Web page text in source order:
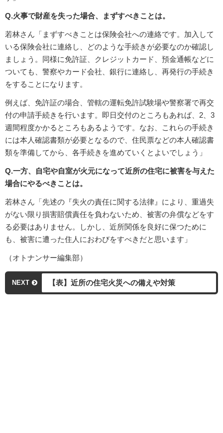
Q.火事で財産を失った場合、まずすべきことは。
若林さん「まずすべきことは保険会社への連絡です。加入して
いる保険会社に連絡し、どのような手続きが必要なのか確認し
ましょう。同様に免許証、クレジットカード、預金通帳などに
ついても、警察やカード会社、銀行に連絡し、再発行の手続き
をすることになります。
例えば、免許証の場合、管轄の運転免許試験場や警察署で再交
付の申請手続きを行います。即日交付のところもあれば、2、3
週間程度かかるところもあるようです。なお、これらの手続き
には本人確認書類が必要となるので、住民票などの本人確認書
類を準備してから、各手続きを進めていくとよいでしょう」
Q.一方、自宅や自室が火元になって近所の住宅に被害を与えた
場合にやるべきことは。
若林さん「先述の『失火の責任に関する法律』により、重過失
がない限り損害賠償責任を負わないため、被害の弁償などをす
る必要はありません。しかし、近所関係を良好に保つために
も、被害に遭った住人におわびをすべきだと思います」
（オトナンサー編集部）
NEXT 【表】近所の住宅火災への備えや対策